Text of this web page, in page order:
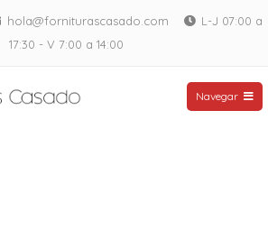
hola@forniturascasado.com
L-J 07:00 a
17:30 - V 7:00 a 14:00
Fornituras Casado
Navegar